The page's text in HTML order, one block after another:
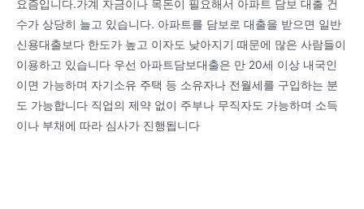
요즘입니다.가계 자금이나 목돈이 필요해서 아파트 담보 대출 건
수가 상당히 늘고 있습니다. 아파트를 담보로 대출을 받으면 일반
신용대출보다 한도가 높고 이자도 낮아지기 때문에 많은 사람들이
이용하고 있습니다 우선 아파트담보대출은 만 20세 이상 내국인
이면 가능하며 자기소유 주택 등 소유자나 전월세를 구입하는 분
도 가능합니다 직업의 제약 없이 주부나 무직자도 가능하며 소득
이나 부채에 따라 심사가 진행됩니다